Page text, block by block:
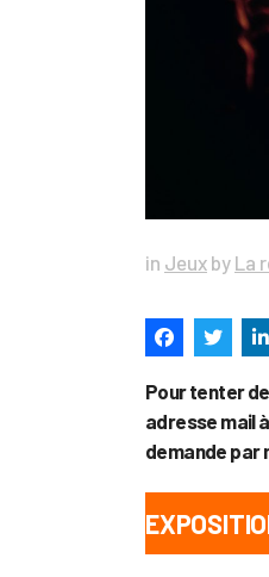
in Jeux by La
Pour tenter
adresse mail à
demande par